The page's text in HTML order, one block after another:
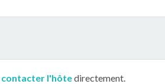
contacter l'hôtedirectement.